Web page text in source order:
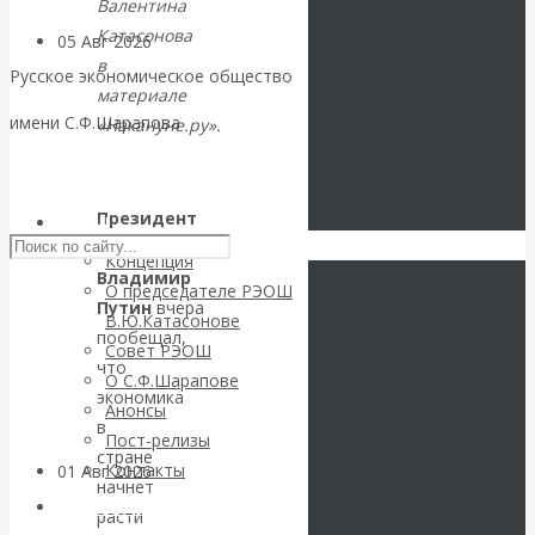
Русское экономическое общество
имени С.Ф.Шарапова
РЭОШ
Концепция
О председателе РЭОШ
В.Ю.Катасонове
Совет РЭОШ
О С.Ф.Шарапове
Анонсы
Пост-релизы
Контакты
05 Авг 2026Деньги
Валентин
раз на тему
блокировки
банковских
счетов
01 Авг 2026Геополитика
Валентина
Катасонова
в
материале
«Накануне.ру».
Президент
РФ
Владимир
Путинвчера
пообещал,
что
экономика
в
стране
начнет
расти